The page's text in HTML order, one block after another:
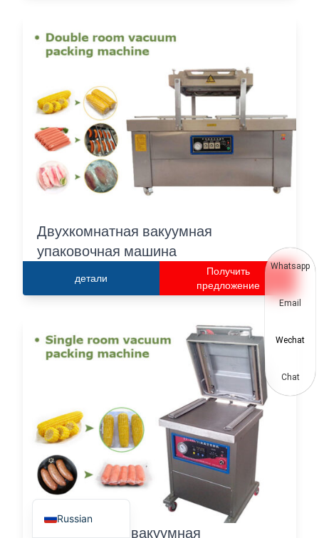
Двухкомнатная вакуумная
упаковочная машина
детали
Получить
предложение
Одноместная вакуумная
Russian
English
Arabic
French
German
Chinese
Japanese
Vietnamese
Thai
Turkish
Swahili
Urdu
Italian
Whatsapp
Email
Wechat
Chat